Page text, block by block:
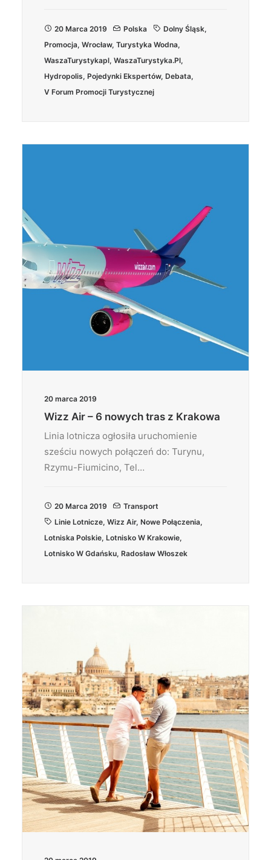
20 Marca 2019 Polska Dolny Śląsk,
Promocja, Wrocław, Turystyka Wodna,
WaszaTurystykapl, WaszaTurystyka.pl,
Hydropolis, Pojedynki Ekspertów, Debata,
V Forum Promocji Turystycznej
20 marca 2019
Wizz Air – 6 nowych tras z Krakowa
Linia lotnicza ogłosiła uruchomienie
sześciu nowych połączeń do: Turynu,
Rzymu-Fiumicino, Tel…
20 Marca 2019
Transport
Linie Lotnicze, Wizz Air, Nowe Połączenia,
Lotniska Polskie, Lotnisko W Krakowie,
Lotnisko W Gdańsku, Radosław Włoszek